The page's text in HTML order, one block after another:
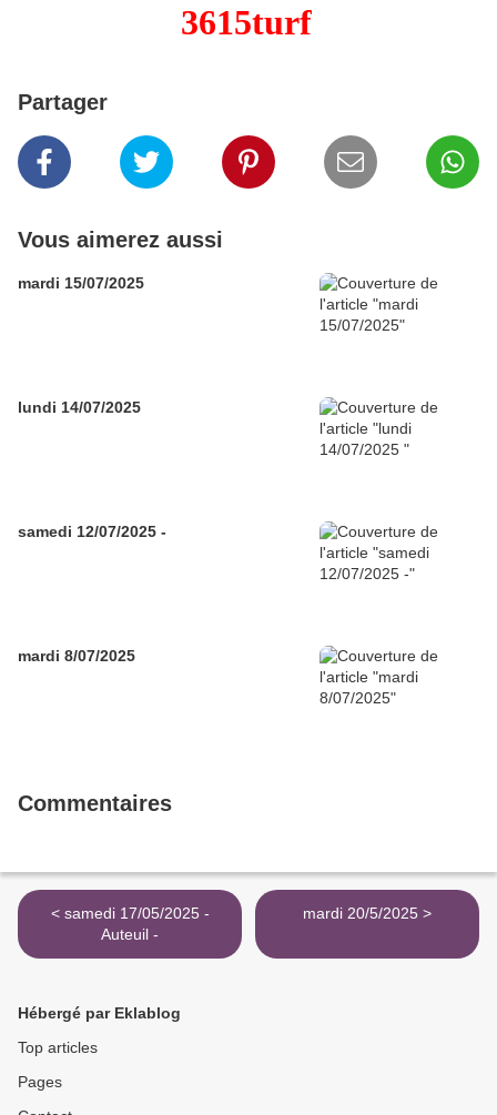
3615turf
Partager
Vous aimerez aussi
mardi 15/07/2025
lundi 14/07/2025
samedi 12/07/2025 -
mardi 8/07/2025
Commentaires
< samedi 17/05/2025 -
Auteuil -
mardi 20/5/2025 >
Hébergé par Eklablog
Top articles
Pages